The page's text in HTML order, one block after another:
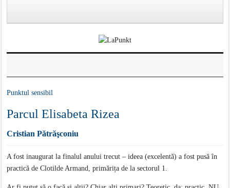
Punktul sensibil
Parcul Elisabeta Rizea
Cristian Pătrăşconiu
A fost inaugurat la finalul anului trecut – ideea (excelentă) a fost pusă în
practică de Clotilde Armand, primărița de la sectorul 1.